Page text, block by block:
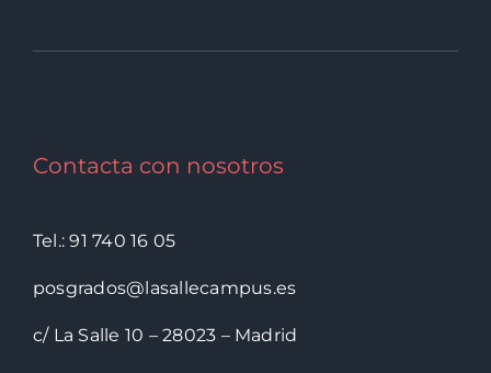
Contacta con nosotros
Tel.: 91 740 16 05
posgrados@lasallecampus.es
c/ La Salle 10 – 28023 – Madrid